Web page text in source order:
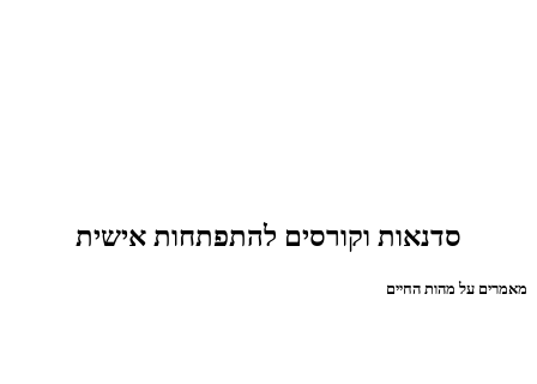
סדנאות וקורסים להתפתחות אישית
מאמרים על מהות החיים